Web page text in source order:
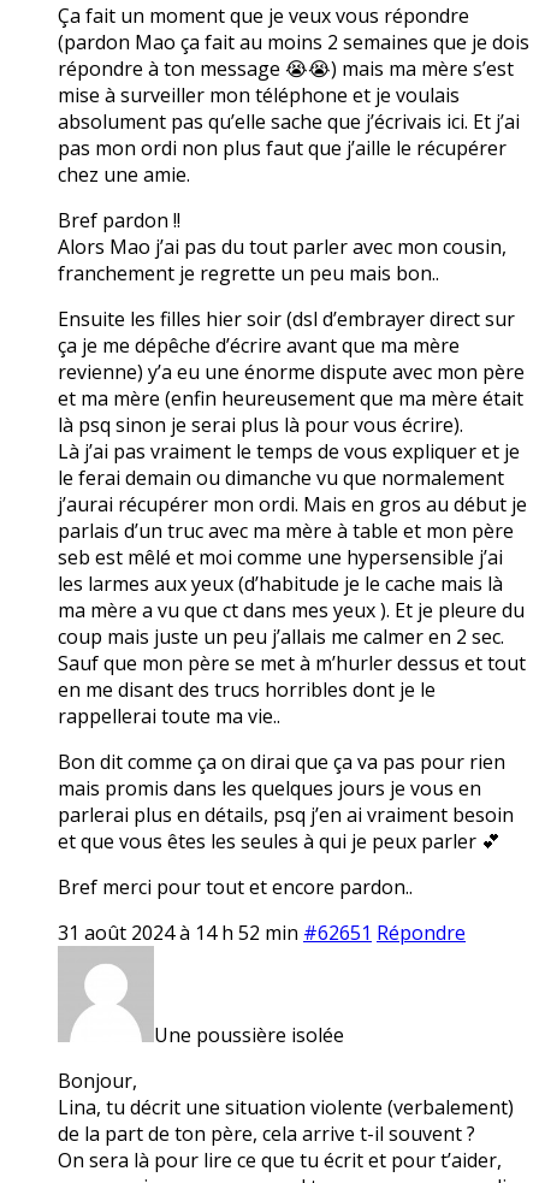
Ça fait un moment que je veux vous répondre
(pardon Mao ça fait au moins 2 semaines que je dois
répondre à ton message 😭😭) mais ma mère s’est
mise à surveiller mon téléphone et je voulais
absolument pas qu’elle sache que j’écrivais ici. Et j’ai
pas mon ordi non plus faut que j’aille le récupérer
chez une amie.
Bref pardon !!
Alors Mao j’ai pas du tout parler avec mon cousin,
franchement je regrette un peu mais bon..
Ensuite les filles hier soir (dsl d’embrayer direct sur
ça je me dépêche d’écrire avant que ma mère
revienne) y’a eu une énorme dispute avec mon père
et ma mère (enfin heureusement que ma mère était
là psq sinon je serai plus là pour vous écrire).
Là j’ai pas vraiment le temps de vous expliquer et je
le ferai demain ou dimanche vu que normalement
j’aurai récupérer mon ordi. Mais en gros au début je
parlais d’un truc avec ma mère à table et mon père
seb est mêlé et moi comme une hypersensible j’ai
les larmes aux yeux (d’habitude je le cache mais là
ma mère a vu que ct dans mes yeux ). Et je pleure du
coup mais juste un peu j’allais me calmer en 2 sec.
Sauf que mon père se met à m’hurler dessus et tout
en me disant des trucs horribles dont je le
rappellerai toute ma vie..
Bon dit comme ça on dirai que ça va pas pour rien
mais promis dans les quelques jours je vous en
parlerai plus en détails, psq j’en ai vraiment besoin
et que vous êtes les seules à qui je peux parler 💕
Bref merci pour tout et encore pardon..
31 août 2024 à 14 h 52 min #62651 Répondre
Une poussière isolée
Bonjour,
Lina, tu décrit une situation violente (verbalement)
de la part de ton père, cela arrive t-il souvent ?
On sera là pour lire ce que tu écrit et pour t’aider,